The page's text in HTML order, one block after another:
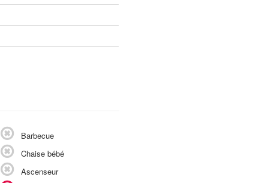
Barbecue
Chaise bébé
Ascenseur